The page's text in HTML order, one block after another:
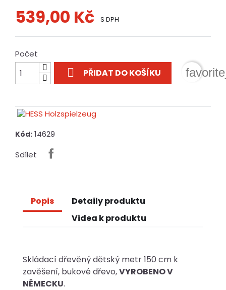
539,00 Kč S DPH
Počet
 PŘIDAT DO KOŠÍKU
Kód: 14629
Sdílet
Popis
Detaily produktu
Videa k produktu
Skládací dřevěný dětský metr 150 cm k
zavěšení, bukové dřevo,VYROBENO V
NĚMECKU.